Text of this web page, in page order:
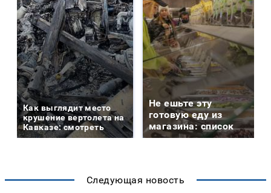
Как выглядит место
крушение вертолета на
Кавказе: смотреть
Не ешьте эту
готовую еду из
магазина: список
Следующая новость